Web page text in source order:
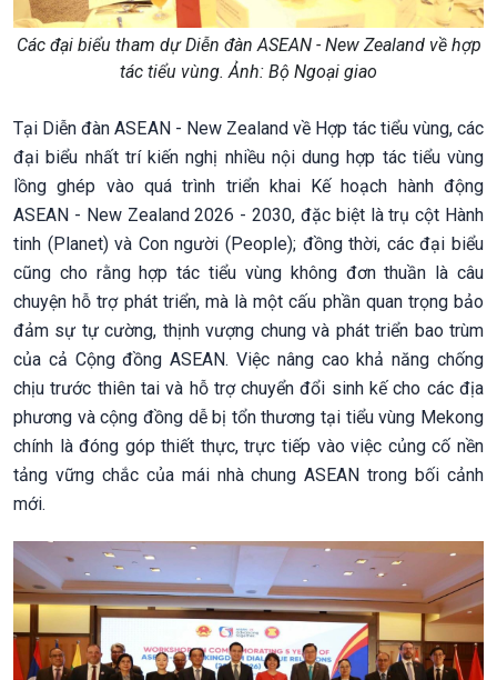
Các đại biểu tham dự Diễn đàn ASEAN - New Zealand về hợp
tác tiểu vùng. Ảnh: Bộ Ngoại giao
Tại Diễn đàn ASEAN - New Zealand về Hợp tác tiểu vùng, các
đại biểu nhất trí kiến nghị nhiều nội dung hợp tác tiểu vùng
lồng ghép vào quá trình triển khai Kế hoạch hành động
ASEAN - New Zealand 2026 - 2030, đặc biệt là trụ cột Hành
tinh (Planet) và Con người (People); đồng thời, các đại biểu
cũng cho rằng hợp tác tiểu vùng không đơn thuần là câu
chuyện hỗ trợ phát triển, mà là một cấu phần quan trọng bảo
đảm sự tự cường, thịnh vượng chung và phát triển bao trùm
của cả Cộng đồng ASEAN. Việc nâng cao khả năng chống
chịu trước thiên tai và hỗ trợ chuyển đổi sinh kế cho các địa
phương và cộng đồng dễ bị tổn thương tại tiểu vùng Mekong
chính là đóng góp thiết thực, trực tiếp vào việc củng cố nền
tảng vững chắc của mái nhà chung ASEAN trong bối cảnh
mới.